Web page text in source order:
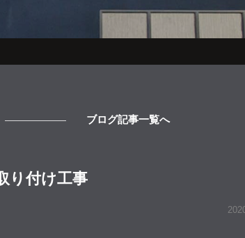
ブログ記事一覧へ
り付け工事